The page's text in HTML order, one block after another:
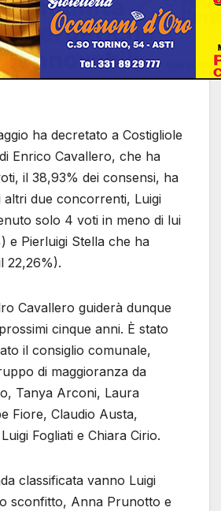
ha decretato a Costigliole
Enrico Cavallero, che ha
il 38,93% dei consensi, ha
due concorrenti, Luigi
solo 4 voti in meno di lui
e Pierluigi Stella che ha
22,26%).
Cavallero guiderà dunque
cinque anni. È stato
il consiglio comunale,
di maggioranza da
Tanya Arconi, Laura
Fiore, Claudio Austa,
Fogliati e Chiara Cirio.
classificata vanno Luigi
sconfitto, Anna Prunotto e